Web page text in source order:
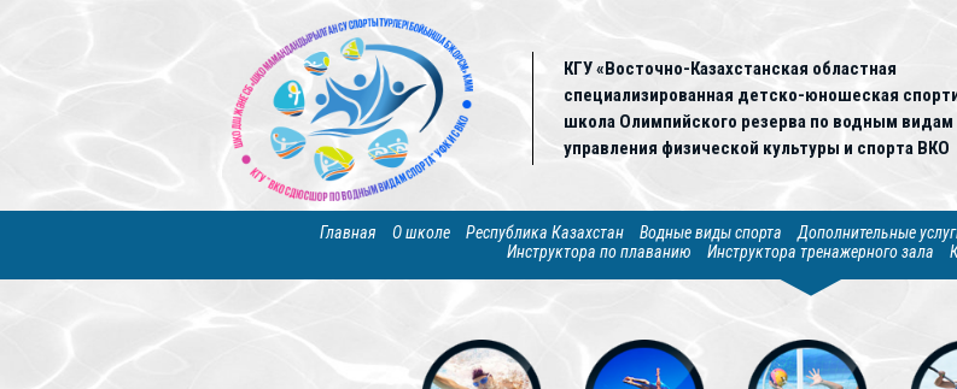
КГУ «Восточно-Казахстанская областная
специализированная детско-юношеская
школа Олимпийского резерва по водным видам
управления физической культуры и спорта ВКО
Главная О школе Республика Казахстан Водные виды спорта Дополнительные
Инструктора по плаванию
Инструктора тренажерного зала